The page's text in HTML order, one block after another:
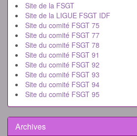
Site de la FSGT
Site de la LIGUE FSGT IDF
Site du comité FSGT 75
Site du comité FSGT 77
Site du comité FSGT 78
Site du comité FSGT 91
Site du comité FSGT 92
Site du comité FSGT 93
Site du comité FSGT 94
Site du comité FSGT 95
Archives